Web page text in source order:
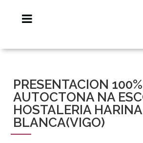
PRESENTACION
AUTOCTONA NA
HOSTALERIA HARINA
BLANCA(VIGO)